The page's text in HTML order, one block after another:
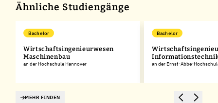
Ähnliche Studiengänge
Bachelor
Wirtschaftsingenieurwesen
Maschinenbau
an der Hochschule Hannover
Bachelor
an der Ernst-Abbe-
MEHR FINDEN